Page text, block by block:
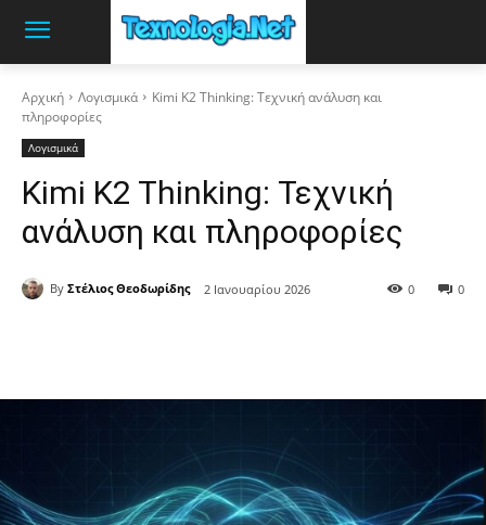
Αρχική Λογισμικά
Kimi K2 Thinking: Τεχνική ανάλυση και
πληροφορίες
Λογισμικά
Kimi K2 Thinking: Τεχνική
ανάλυση και πληροφορίες
By Στέλιος Θεοδωρίδης 2 Ιανουαρίου 2026 0
0